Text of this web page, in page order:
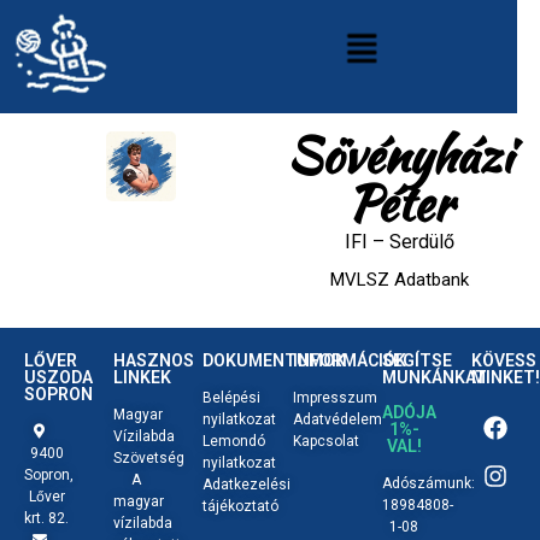
Sövényházi
Péter
IFI – Serdülő
MVLSZ Adatbank
LŐVER
USZODA
SOPRON
9400
Sopron,
Lőver
krt. 82.
HASZNOS
LINKEK
Magyar
Vízilabda
Szövetség
A
magyar
vízilabda
DOKUMENTUMOK
Belépési
nyilatkozat
Lemondó
nyilatkozat
Adatkezelési
tájékoztató
INFORMÁCIÓK
Impresszum
Adatvédelem
Kapcsolat
SEGÍTSE
MUNKÁNKAT
ADÓJA
1%-
VAL!
Adószámunk:
18984808-
1-08
KÖVESS
MINKET!